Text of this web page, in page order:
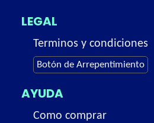
LEGAL
Terminos y condiciones
Botón de Arrepentimiento
AYUDA
Como comprar